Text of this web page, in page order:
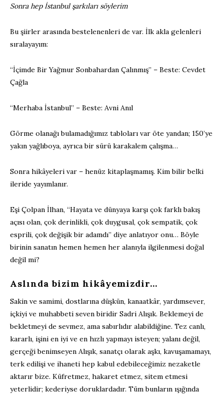
Sonra hep İstanbul şarkıları söylerim
Bu şiirler arasında bestelenenleri de var. İlk akla gelenleri
sıralayayım:
“İçimde Bir Yağmur Sonbahardan Çalınmış” – Beste: Cevdet
Çağla
“Merhaba İstanbul” – Beste: Avni Anıl
Görme olanağı bulamadığımız tabloları var öte yandan; 150’ye
yakın yağlıboya, ayrıca bir sürü karakalem çalışma…
Sonra hikâyeleri var – henüz kitaplaşmamış. Kim bilir belki
ileride yayımlanır.
Eşi Çolpan İlhan, “Hayata ve dünyaya karşı çok farklı bakış
açısı olan, çok derinlikli, çok duygusal, çok sempatik, çok
esprili, çok değişik bir adamdı” diye anlatıyor onu… Böyle
birinin sanatın hemen hemen her alanıyla ilgilenmesi doğal
değil mi?
Aslında bizim hikâyemizdir…
Sakin ve samimi, dostlarına düşkün, kanaatkâr, yardımsever,
içkiyi ve muhabbeti seven biridir Sadri Alışık. Beklemeyi de
bekletmeyi de sevmez, ama sabırlıdır alabildiğine. Tez canlı,
kararlı, işini en iyi ve en hızlı yapmayı isteyen; yalanı değil,
gerçeği benimseyen Alışık, sanatçı olarak aşkı, kavuşamamayı,
terk edilişi ve ihaneti hep kabul edebileceğimiz nezaketle
aktarır bize. Küfretmez, hakaret etmez, sitem etmesi
yeterlidir; kederiyse doruklardadır. Tüm bunların ışığında